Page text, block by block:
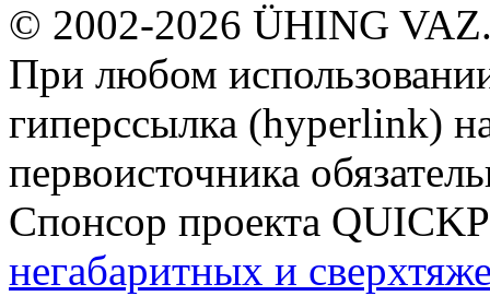
© 2002-2026 ÜHING
При любом
гиперссылка (hyperlink)
первоисточника
Спонсор проекта
негабаритных и